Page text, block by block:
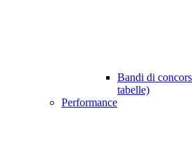
Bandi di
tabelle)
Performance